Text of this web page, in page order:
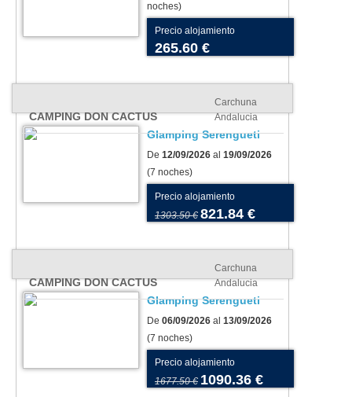
noches)
Precio alojamiento
265.60 €
CAMPING DON CACTUS
Carchuna
Andalucia
Glamping Serengueti
De 12/09/2026 al 19/09/2026
(7 noches)
Precio alojamiento
1303.50 € 821.84 €
CAMPING DON CACTUS
Carchuna
Andalucia
Glamping Serengueti
De 06/09/2026 al 13/09/2026
(7 noches)
Precio alojamiento
1677.50 € 1090.36 €